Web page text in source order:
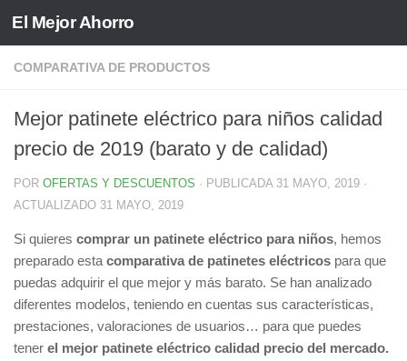
Saltar al contenido
El Mejor Ahorro
COMPARATIVA DE PRODUCTOS
Mejor patinete eléctrico para niños calidad
precio de 2019 (barato y de calidad)
POR OFERTAS Y DESCUENTOS · PUBLICADA 31 MAYO, 2019 ·
ACTUALIZADO 31 MAYO, 2019
Si quieres comprar un patinete eléctrico para niños, hemos
preparado esta comparativa de patinetes eléctricos para que
puedas adquirir el que mejor y más barato. Se han analizado
diferentes modelos, teniendo en cuentas sus características,
prestaciones, valoraciones de usuarios… para que puedes
tener el mejor patinete eléctrico calidad precio del mercado.